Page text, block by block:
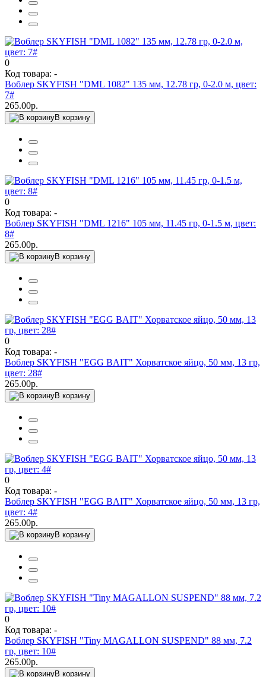
0
Код товара: -
Воблер SKYFISH "DML 1082" 135 мм, 12.78 гр, 0-2.0 м, цвет:
7#
265.00р.
В корзину
0
Код товара: -
Воблер SKYFISH "DML 1216" 105 мм, 11.45 гр, 0-1.5 м, цвет:
8#
265.00р.
В корзину
0
Код товара: -
Воблер SKYFISH "EGG BAIT" Хорватское яйцо, 50 мм, 13 гр,
цвет: 28#
265.00р.
В корзину
0
Код товара: -
Воблер SKYFISH "EGG BAIT" Хорватское яйцо, 50 мм, 13 гр,
цвет: 4#
265.00р.
В корзину
0
Код товара: -
Воблер SKYFISH "Tiny MAGALLON SUSPEND" 88 мм, 7.2
гр, цвет: 10#
265.00р.
В корзину